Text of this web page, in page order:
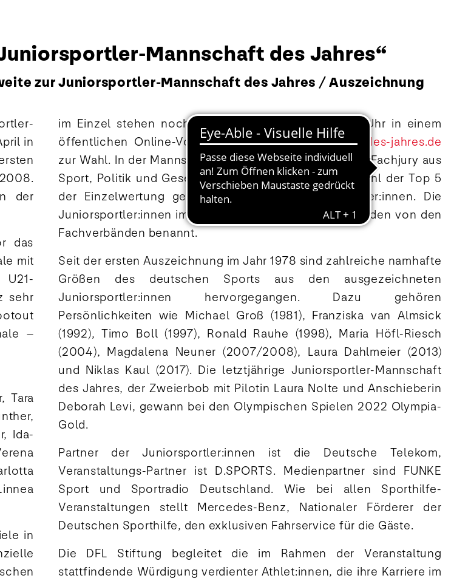
Mannschaft des Jahres“
zur Juniorsportler-Mannschaft des Jahres / Auszeichnung
in
der
das
mit
sehr
–
Tara
Ida-
in
im Einzel stehen noch bis Samstag, 15. Oktober, 12 Uhr in einem
öffentlichen Online-Voting unterwww.juniorsportler-des-jahres.de
zur Wahl. In der Mannschaftswertung entscheidet eine Fachjury aus
Sport, Politik und Gesellschaft, die auch die Vorauswahl der Top 5
der Einzelwertung getroffen hat, über die Preisträger:innen. Die
Juniorsportler:innen im Para- und Gehörlosensport werden von den
Fachverbänden benannt.
Seit der ersten Auszeichnung im Jahr 1978 sind zahlreiche namhafte
Größen des deutschen Sports aus den ausgezeichneten
Juniorsportler:innen hervorgegangen. Dazu gehören
Persönlichkeiten wie Michael Groß (1981), Franziska van Almsick
(1992), Timo Boll (1997), Ronald Rauhe (1998), Maria Höfl-Riesch
(2004), Magdalena Neuner (2007/2008), Laura Dahlmeier (2013)
und Niklas Kaul (2017). Die letztjährige Juniorsportler-Mannschaft
des Jahres, der Zweierbob mit Pilotin Laura Nolte und Anschieberin
Deborah Levi, gewann bei den Olympischen Spielen 2022 Olympia-
Gold.
Partner der Juniorsportler:innen ist die Deutsche Telekom,
Veranstaltungs-Partner ist D.SPORTS. Medienpartner sind FUNKE
Sport und Sportradio Deutschland. Wie bei allen Sporthilfe-
Veranstaltungen stellt Mercedes-Benz, Nationaler Förderer der
Deutschen Sporthilfe, den exklusiven Fahrservice für die Gäste.
Die DFL Stiftung begleitet die im Rahmen der Veranstaltung
stattfindende Würdigung verdienter Athlet:innen, die ihre Karriere im